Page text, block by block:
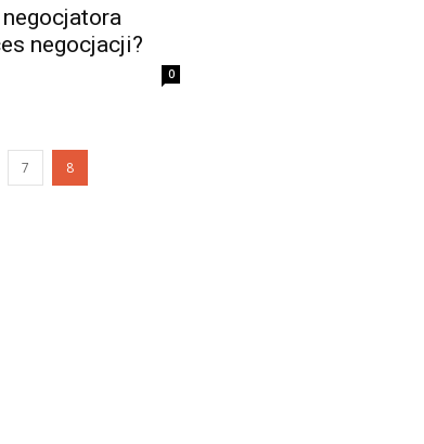
negocjacji?
0
7 8